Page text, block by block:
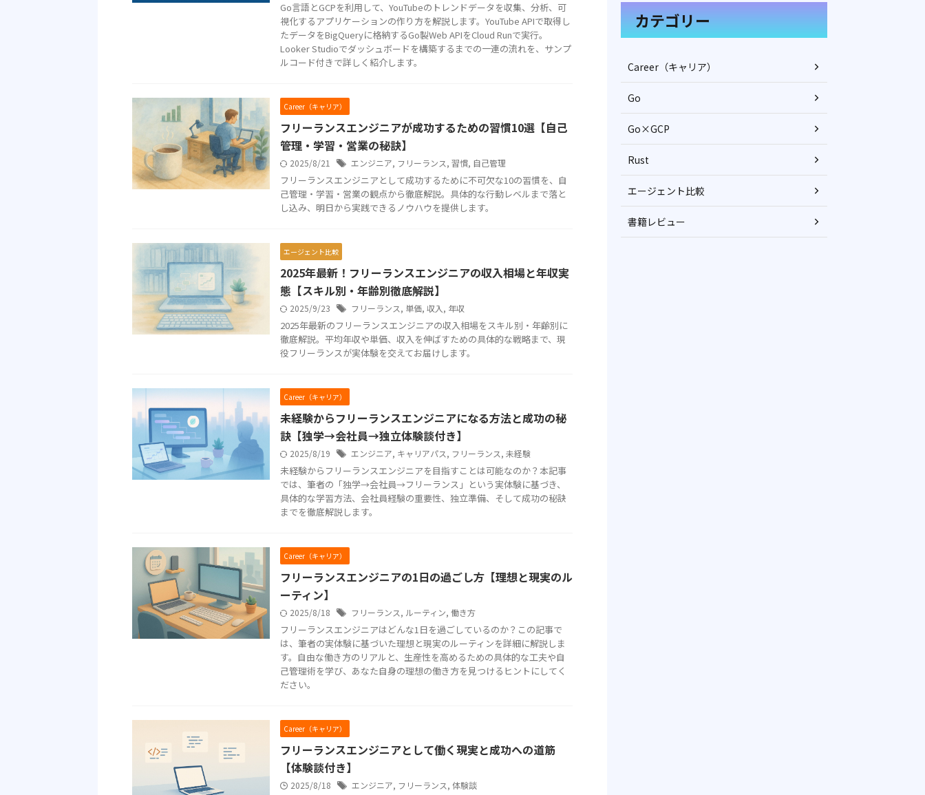
Go言語とGCPを利用して、YouTubeのトレンドデータを収集、分析、可
視化するアプリケーションの作り方を解説します。YouTube APIで取得し
たデータをBigQueryに格納するGo製Web APIをCloud Runで実行。
Looker Studioでダッシュボードを構築するまでの一連の流れを、サンプ
ルコード付きで詳しく紹介します。
Career（キャリア）
フリーランスエンジニアが成功するための習慣10選【自己
管理・学習・営業の秘訣】
2025/8/21 エンジニア, フリーランス, 習慣, 自己管理
フリーランスエンジニアとして成功するために不可欠な10の習慣を、自
己管理・学習・営業の観点から徹底解説。具体的な行動レベルまで落と
し込み、明日から実践できるノウハウを提供します。
エージェント比較
2025年最新！フリーランスエンジニアの収入相場と年収実
態【スキル別・年齢別徹底解説】
2025/9/23 フリーランス, 単価, 収入 , 年収
2025年最新のフリーランスエンジニアの収入相場をスキル別・年齢別に
徹底解説。平均年収や単価、収入を伸ばすための具体的な戦略まで、現
役フリーランスが実体験を交えてお届けします。
Career（キャリア）
未経験からフリーランスエンジニアになる方法と成功の秘
訣【独学→会社員→独立体験談付き】
2025/8/19 エンジニア, キャリアパス, フリーランス, 未経験
未経験からフリーランスエンジニアを目指すことは可能なのか？本記事
では、筆者の「独学→会社員→フリーランス」という実体験に基づき、
具体的な学習方法、会社員経験の重要性、独立準備、そして成功の秘訣
までを徹底解説します。
Career（キャリア）
フリーランスエンジニアの1日の過ごし方【理想と現実のル
ーティン】
2025/8/18 フリーランス, ルーティン, 働き方
フリーランスエンジニアはどんな1日を過ごしているのか？この記事で
は、筆者の実体験に基づいた理想と現実のルーティンを詳細に解説しま
す。自由な働き方のリアルと、生産性を高めるための具体的な工夫や自
己管理術を学び、あなた自身の理想の働き方を見つけるヒントにしてく
ださい。
Career（キャリア）
フリーランスエンジニアとして働く現実と成功への道筋
【体験談付き】
2025/8/18 エンジニア, フリーランス, 体験談
カテゴリー
Career（キャリア）
Go
Go×GCP
Rust
エージェント比較
書籍レビュー